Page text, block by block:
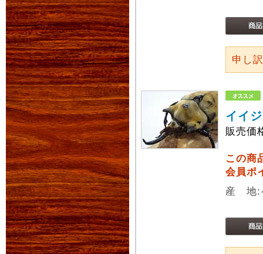
申し
イイ
販売価
この商
会員ポ
産 地: